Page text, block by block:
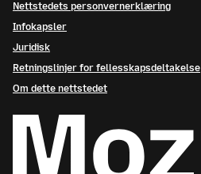
Nettstedets personvernerklæring
Infokapsler
Juridisk
Retningslinjer for fellesskapsdeltakelse
Om dette nettstedet